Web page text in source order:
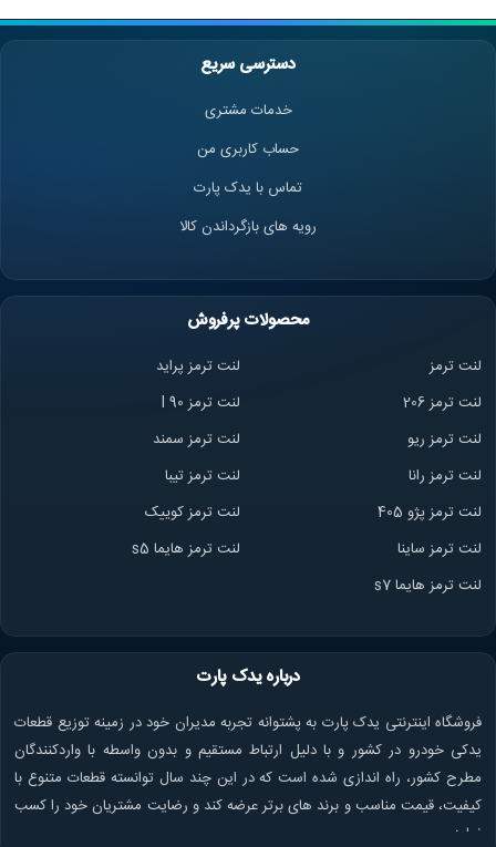
امتیاز شمادسترسی سریع
خدمات مشتری
حساب کاربری من
تماس با یدک پارت
رویه های بازگرداندن کالا
محصولات پرفروش
لنت ترمز
لنت ترمز پراید
لنت ترمز 206
لنت ترمز l 90
لنت ترمز ریو
لنت ترمز سمند
لنت ترمز رانا
لنت ترمز تیبا
لنت ترمز پژو 405
لنت ترمز کوییک
لنت ترمز ساینا
لنت ترمز هایما s5
لنت ترمز هایما s7
درباره یدک پارت
فروشگاه اینترنتی یدک پارت به پشتوانه تجربه مدیران خود در زمینه توزیع قطعات
یدکی خودرو در کشور و با دلیل ارتباط مستقیم و بدون واسطه با واردکنندگان
مطرح کشور، راه اندازی شده است که در این چند سال توانسته قطعات متنوع با
کیفیت، قیمت مناسب و برند های برتر عرضه کند و رضایت مشتریان خود را کسب
نماید.